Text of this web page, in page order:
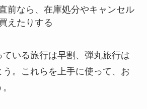
前なら、在庫処分やキャンセル
えたりする
いる旅行は早割、弾丸旅行は
。これらを上手に使って、お